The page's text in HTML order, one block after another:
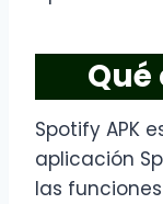
Qué
Spotify APK
aplicación
las